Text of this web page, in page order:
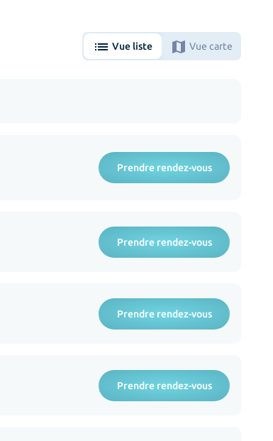
list Vue liste map Vue carte
Prendre rendez-vous
Prendre rendez-vous
Prendre rendez-vous
Prendre rendez-vous